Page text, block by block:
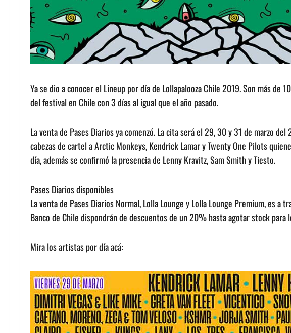
Ya se dio a conocer el Lineup por día de Lollapalooza Chile 2019. Son más de
del festival en Chile con 3 días al igual que el año pasado.
La venta de Pases Diarios ya comenzó. La cita será el 29, 30 y 31 de marzo
cabezas de cartel a Arctic Monkeys, Kendrick Lamar y Twenty One Pilots
día, además se confirmó la presencia de Lenny Kravitz, Sam Smith y Tiesto.
Pases Diarios disponibles
La venta de Pases Diarios Normal, Lolla Lounge y Lolla Lounge Premium, es a
Banco de Chile dispondrán de descuentos de un 20% hasta agotar stock para
Mira los artistas por día acá: